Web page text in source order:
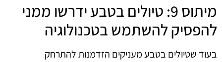
מיתוס 9: טיולים בטבע ידרשו ממני
להפסיק להשתמש בטכנולוגיה
בעוד שטיולים בטבע מעניקים הזדמנות להתרחק